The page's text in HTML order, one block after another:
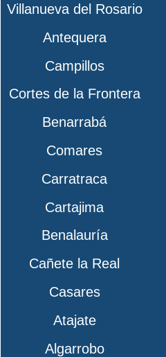
Villanueva del Rosario
Antequera
Campillos
Cortes de la Frontera
Benarrabá
Comares
Carratraca
Cartajima
Benalauría
Cañete la Real
Casares
Atajate
Algarrobo